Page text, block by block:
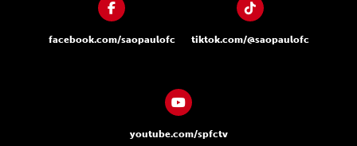
facebook.com/saopaulofc tiktok.com/@saopaulofc
youtube.com/spfctv